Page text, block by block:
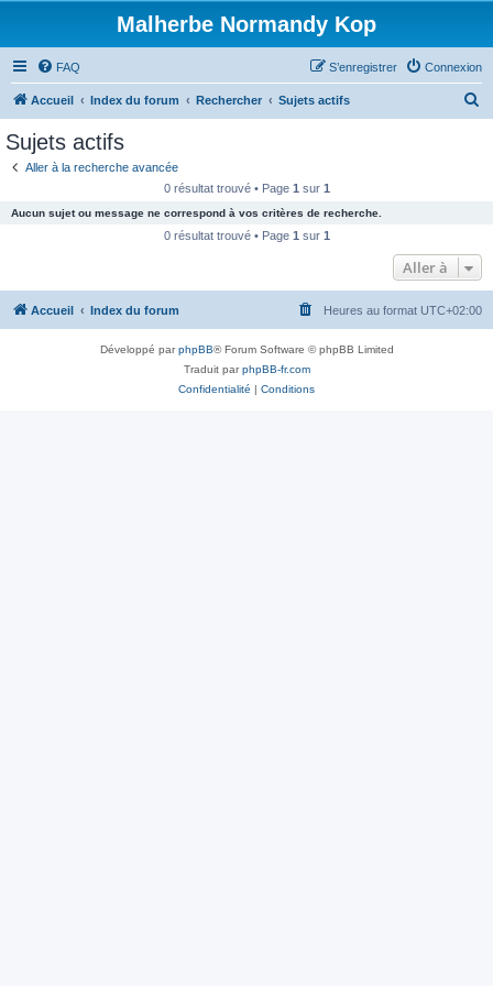
Malherbe Normandy Kop
FAQ Connexion
S’enregistrer
Accueil Index du forum Rechercher Sujets actifs
c
e
Sujets actifs
Aller à la recherche avancée
0 résultat trouvé • Page 1 sur 1
Aucun sujet ou message ne correspond à vos critères de recherche.
0 résultat trouvé • Page 1 sur 1
Aller à
Accueil Index du forum Heures au format UTC+02:00
Développé parphpBB® Forum Software © phpBB Limited
Traduit parphpBB-fr.com
Confidentialité | Conditions